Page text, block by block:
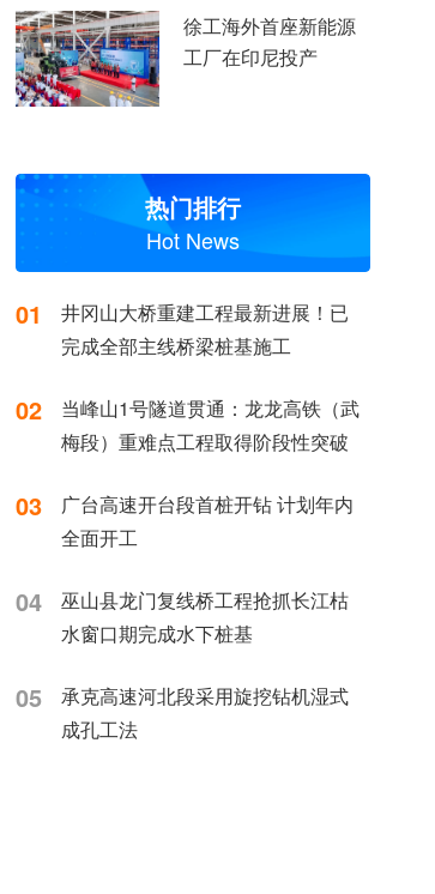
徐工海外首座新能源
工厂在印尼投产
热门排行
Hot News
01
井冈山大桥重建工程最新进展！已
完成全部主线桥梁桩基施工
02
当峰山1号隧道贯通：龙龙高铁（武
梅段）重难点工程取得阶段性突破
03
广台高速开台段首桩开钻 计划年内
全面开工
04
巫山县龙门复线桥工程抢抓长江枯
水窗口期完成水下桩基
05
承克高速河北段采用旋挖钻机湿式
成孔工法